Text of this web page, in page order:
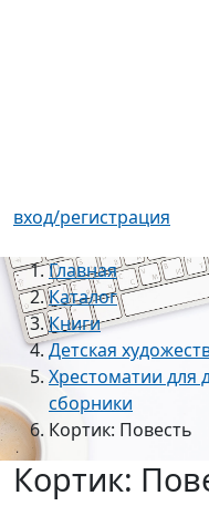
вход/регистрация
Главная
Каталог
Книги
Детская
Хрестоматии для
сборники
Кортик: Повесть
Кортик: